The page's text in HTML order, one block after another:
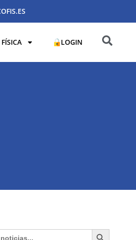
LOGIN
Botón de búsqueda